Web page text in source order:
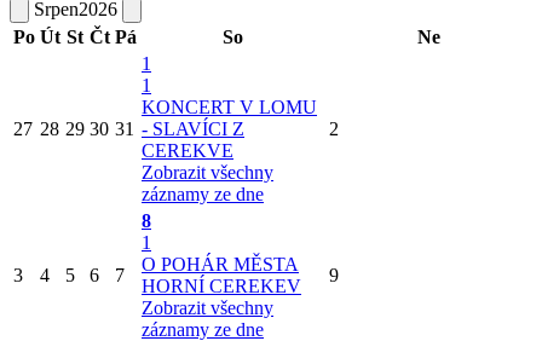
Srpen2026
Po Út St Čt Pá So Ne
27 28 29 30 31
1
1
KONCERT V LOMU
- SLAVÍCI Z
CEREKVE
Zobrazit všechny
záznamy ze dne
2
3 4 5 6 7
8
1
O POHÁR MĚSTA
HORNÍ CEREKEV
Zobrazit všechny
záznamy ze dne
9